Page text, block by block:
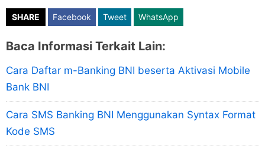
SHARE Facebook Tweet WhatsApp
Baca Informasi Terkait Lain:
Cara Daftar m-Banking BNI beserta Aktivasi Mobile
Bank BNI
Cara SMS Banking BNI Menggunakan Syntax Format
Kode SMS